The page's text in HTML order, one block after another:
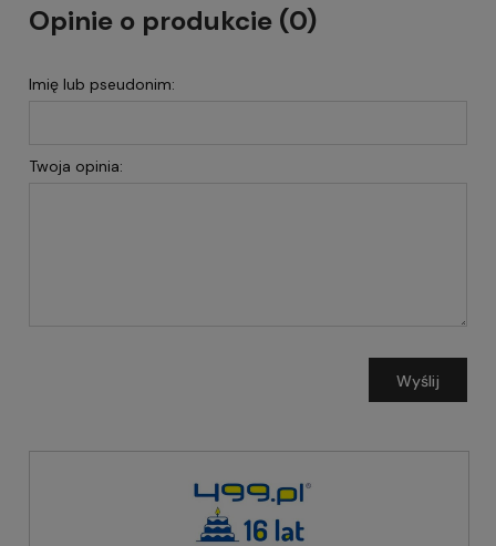
Opinie o produkcie (0)
Imię lub pseudonim:
Twoja opinia:
Wyślij